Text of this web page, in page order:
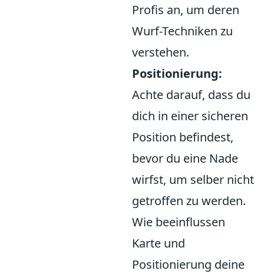
Profis an, um deren
Wurf-Techniken zu
verstehen.
Positionierung:
Achte darauf, dass du
dich in einer sicheren
Position befindest,
bevor du eine Nade
wirfst, um selber nicht
getroffen zu werden.
Wie beeinflussen
Karte und
Positionierung deine